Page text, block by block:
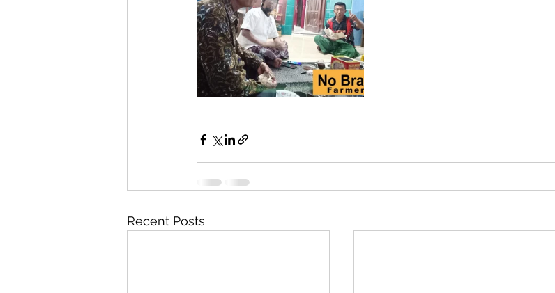
Recent Posts